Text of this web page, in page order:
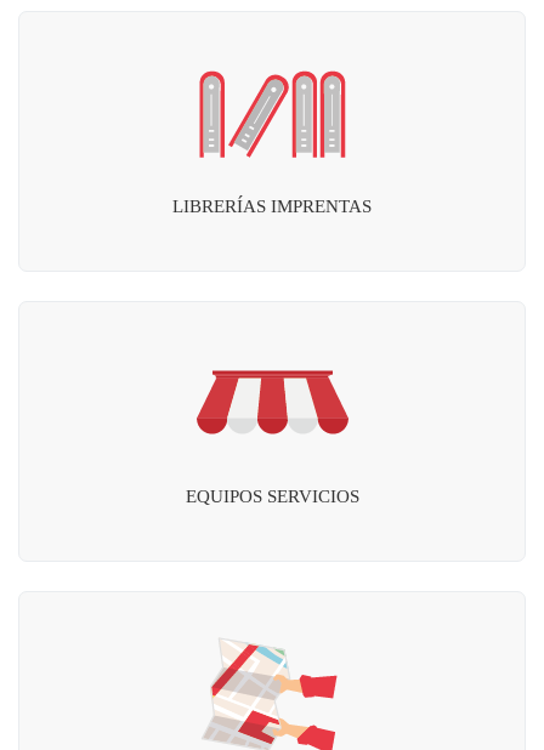
LIBRERÍAS IMPRENTAS
EQUIPOS SERVICIOS